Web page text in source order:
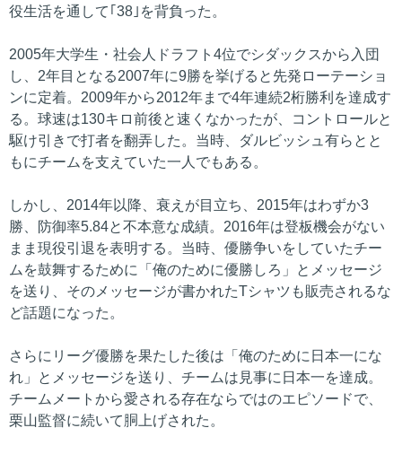
役生活を通して｢38｣を背負った。
2005年大学生・社会人ドラフト4位でシダックスから入団
し、2年目となる2007年に9勝を挙げると先発ローテーショ
ンに定着。2009年から2012年まで4年連続2桁勝利を達成す
る。球速は130キロ前後と速くなかったが、コントロールと
駆け引きで打者を翻弄した。当時、ダルビッシュ有らとと
もにチームを支えていた一人でもある。
しかし、2014年以降、衰えが目立ち、2015年はわずか3
勝、防御率5.84と不本意な成績。2016年は登板機会がない
まま現役引退を表明する。当時、優勝争いをしていたチー
ムを鼓舞するために「俺のために優勝しろ」とメッセージ
を送り、そのメッセージが書かれたTシャツも販売されるな
ど話題になった。
さらにリーグ優勝を果たした後は「俺のために日本一にな
れ」とメッセージを送り、チームは見事に日本一を達成。
チームメートから愛される存在ならではのエピソードで、
栗山監督に続いて胴上げされた。